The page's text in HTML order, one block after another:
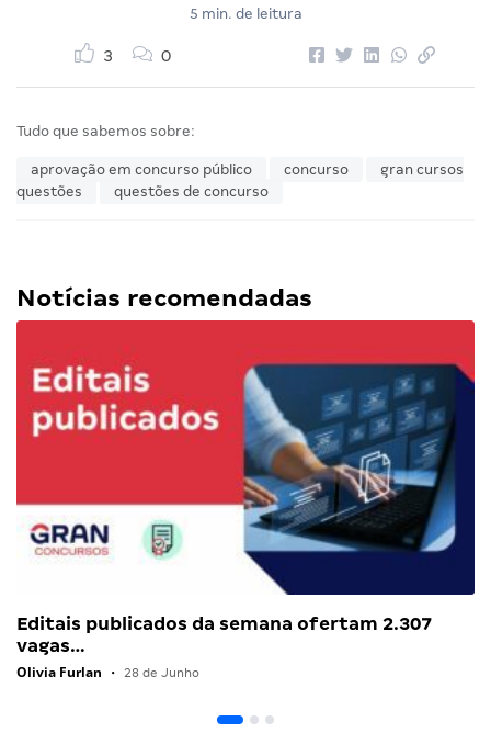
5 min. de leitura
3 0
Tudo que sabemos sobre:
aprovação em concurso público concurso
gran cursos
questões
questões de concurso
Notícias recomendadas
Editais publicados da semana ofertam 2.307
vagas…
Olivia Furlan • 28 de Junho